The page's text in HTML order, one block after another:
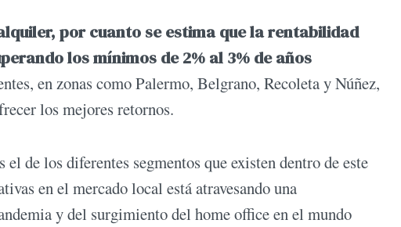
por cuanto se estima que la rentabilidad
los mínimos de 2% al 3% de años
en zonas como Palermo, Belgrano, Recoleta y Núñez,
los mejores retornos.
de los diferentes segmentos que existen dentro de este
en el mercado local está atravesando una
y del surgimiento del home office en el mundo